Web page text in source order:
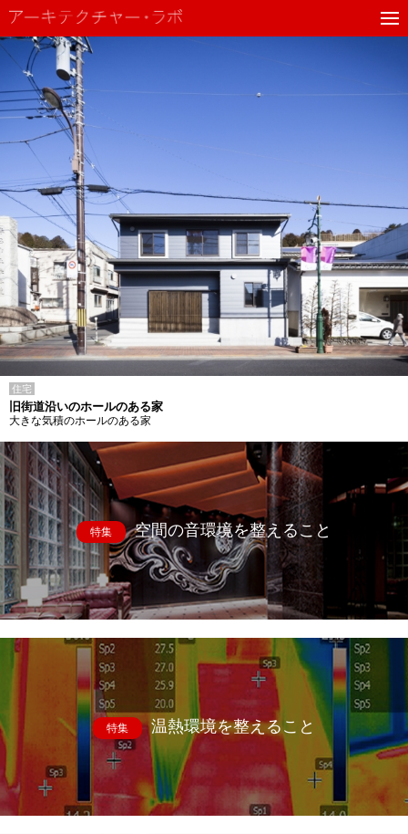
住宅
旧街道沿いのホールのある家
大きな気積のホールのある家
特集 空間の音環境を整えること
特集 温熱環境を整えること